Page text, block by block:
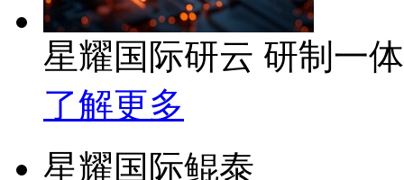
星耀国际研云 研制一
了解更多
星耀国际鲲泰